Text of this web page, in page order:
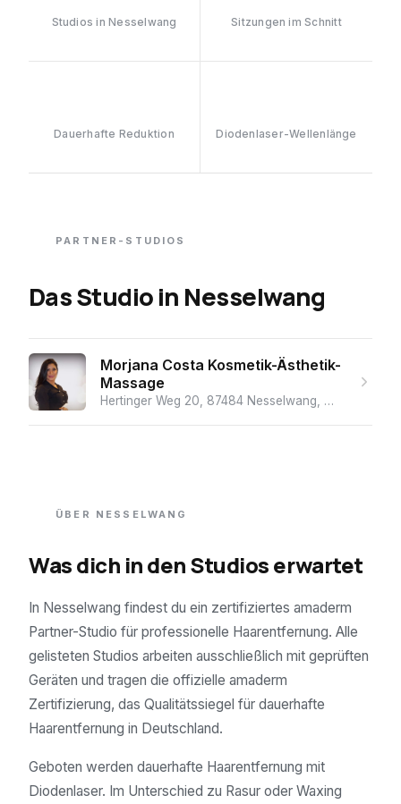
Studios in Nesselwang Sitzungen im Schnitt
Dauerhafte Reduktion Diodenlaser-Wellenlänge
PARTNER-STUDIOS
Das Studioin Nesselwang
Morjana Costa Kosmetik-Ästhetik-
Massage
Hertinger Weg 20, 87484 Nesselwang, Deutschland
ÜBER NESSELWANG
Was dich in den Studios erwartet
In Nesselwang findest du ein zertifiziertes amaderm
Partner-Studio für professionelle Haarentfernung. Alle
gelisteten Studios arbeiten ausschließlich mit geprüften
Geräten und tragen die offizielle amaderm
Zertifizierung, das Qualitätssiegel für dauerhafte
Haarentfernung in Deutschland.
Geboten werden dauerhafte Haarentfernung mit
Diodenlaser. Im Unterschied zu Rasur oder Waxing